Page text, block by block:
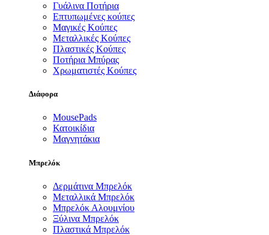
Γυάλινα Ποτήρια
Επτυπωμένες κούπες
Μαγικές Κούπες
Μεταλλικές Κούπες
Πλαστικές Κούπες
Ποτήρια Μπύρας
Χρωματιστές Κούπες
Διάφορα
MousePads
Κατοικίδια
Μαγνητάκια
Μπρελόκ
Δερμάτινα Μπρελόκ
Μεταλλικά Μπρελόκ
Μπρελόκ Αλουμνίου
Ξύλινα Μπρελόκ
Πλαστικά Μπρελόκ